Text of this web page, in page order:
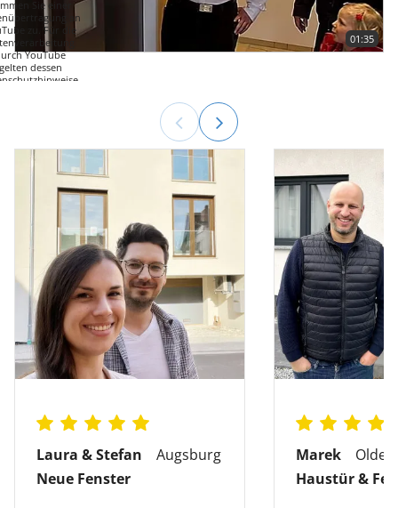
Sie einer
an
zu. Für die
YouTube
dessen
01:35
Laura & Stefan
Augsburg
Neue Fenster
Marek
Haustür &